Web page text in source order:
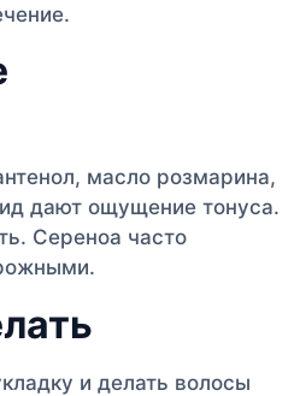
масло розмарина,
дают ощущение тонуса.
Сереноа часто
и делать волосы